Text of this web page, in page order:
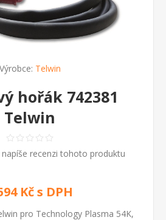
Výrobce: Telwin
hořák 742381
Telwin
recenzi tohoto produktu
Kč s DPH
pro Technology Plasma 54K,